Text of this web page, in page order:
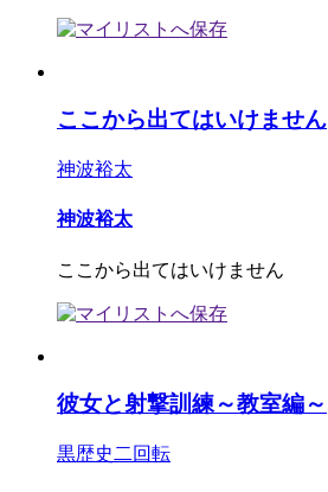
ここから出てはいけません
神波裕太
神波裕太
ここから出てはいけません
彼女と射撃訓練～教室編～
黒歴史二回転